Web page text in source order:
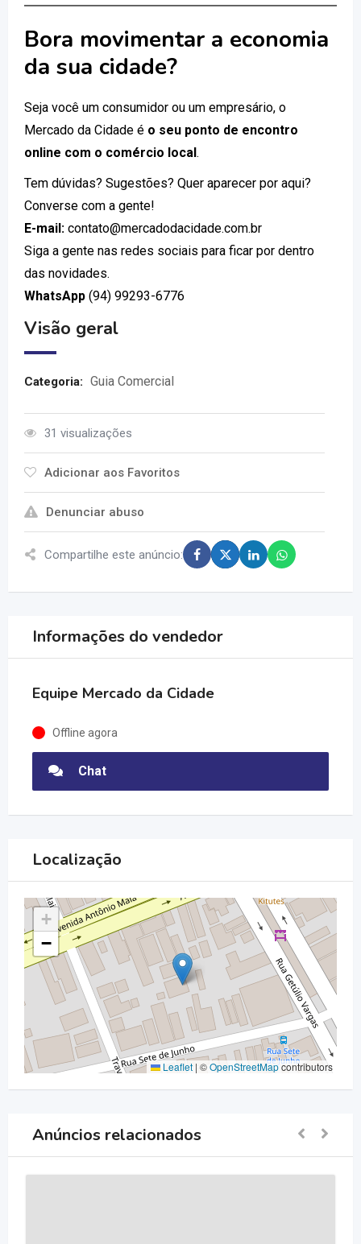
Bora movimentar a economia
da sua cidade?
Seja você um consumidor ou um empresário, o
Mercado da Cidade é o seu ponto de encontro
online com o comércio local.
Tem dúvidas? Sugestões? Quer aparecer por aqui?
Converse com a gente!
E-mail: contato@mercadodacidade.com.br
Siga a gente nas redes sociais para ficar por dentro
das novidades.
WhatsApp (94) 99293-6776
Visão geral
Categoria: Guia Comercial
31 visualizações
Adicionar aos Favoritos
Denunciar abuso
Compartilhe este anúncio:
Informações do vendedor
Equipe Mercado da Cidade
Offline agora
Chat
Localização
+
−
Leaflet | ©OpenStreetMapcontributors
Anúncios relacionados